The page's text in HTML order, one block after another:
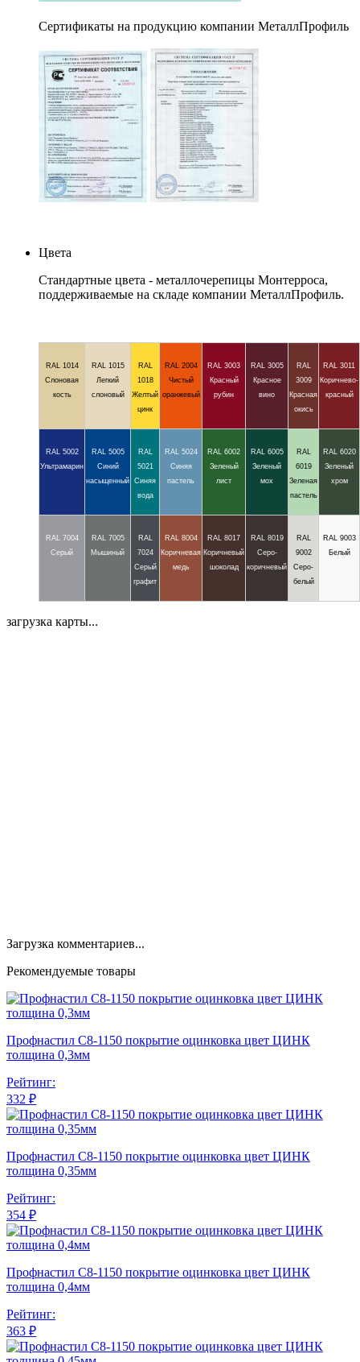
Сертификаты на продукцию компании МеталлПрофиль
Цвета
Стандартные цвета - металлочерепицы Монтерроса,
поддерживаемые на складе компании МеталлПрофиль.
RAL 1014
Слоновая
кость
RAL 1015
Легкий
слоновый
RAL
1018
Желтый
цинк
RAL 2004
Чистый
оранжевый
RAL 3003
Красный
рубин
RAL 3005
Красное
вино
RAL
3009
Красная
окись
RAL 3011
Коричнево-
красный
RAL 5002
Ультрамарин
RAL 5005
Синий
насыщенный
RAL
5021
Синяя
вода
RAL 5024
Синяя
пастель
RAL 6002
Зеленый
лист
RAL 6005
Зеленый
мох
RAL
6019
Зеленая
пастель
RAL 6020
Зеленый
хром
RAL 7004
Серый
RAL 7005
Мышиный
RAL
7024
Серый
графит
RAL 8004
Коричневая
медь
RAL 8017
Коричневый
шоколад
RAL 8019
Серо-
коричневый
RAL
9002
Серо-
белый
RAL 9003
Белый
загрузка карты...
Загрузка комментариев...
Рекомендуемые товары
Профнастил С8-1150 покрытие оцинковка цвет ЦИНК
толщина 0,3мм
Рейтинг:
332 ₽
Профнастил С8-1150 покрытие оцинковка цвет ЦИНК
толщина 0,35мм
Рейтинг:
354 ₽
Профнастил С8-1150 покрытие оцинковка цвет ЦИНК
толщина 0,4мм
Рейтинг:
363 ₽